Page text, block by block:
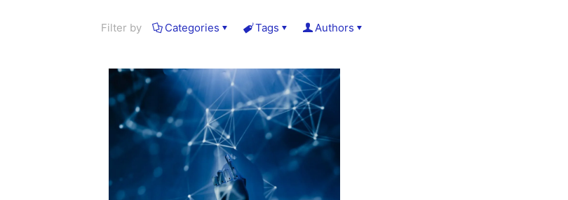
Filter by Categories Tags Authors